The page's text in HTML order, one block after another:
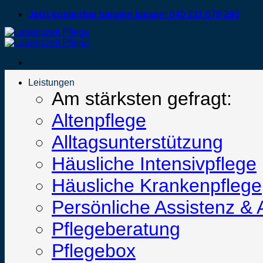
Zum
springen
Jetzt kostenfrei beraten lassen: 040 211 079 290
Leistungen
Am stärksten gefragt:
Altenpflege
Alltagsunterstützung
Häusliche Intensivpflege
Häusliche Krankenpflege
Persönliche Assistenz &
Pflegeberatung
Pflegebox